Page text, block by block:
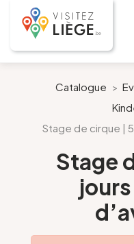
Bereid mijn verblijf voor
Onze suggesties
Catalogue >
Stage de cirque |
Stage